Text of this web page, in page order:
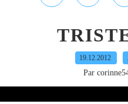
19.12.2012
Par